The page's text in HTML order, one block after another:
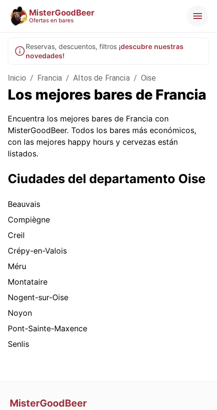
MisterGoodBeer
Ofertas en bares
Reservas, descuentos, filtros ¡descubre nuestras
novedades!
Inicio / Francia / Altos de Francia / Oise
Los mejores bares de Francia
Encuentra los mejores bares de Francia con
MisterGoodBeer. Todos los bares más económicos,
con las mejores happy hours y cervezas están
listados.
Ciudades del departamento Oise
Beauvais
Compiègne
Creil
Crépy-en-Valois
Méru
Montataire
Nogent-sur-Oise
Noyon
Pont-Sainte-Maxence
Senlis
MisterGoodBeer